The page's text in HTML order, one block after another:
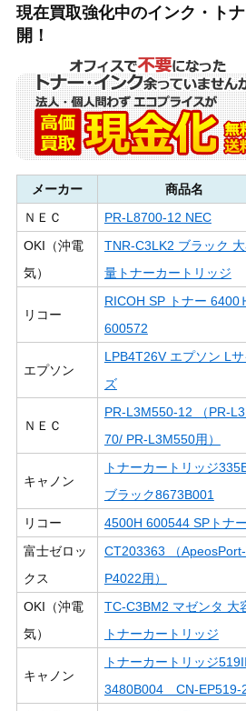
現在買取強化中のインク・ト
開！
メーカー 商品名
ＮＥＣ
PR-L8700-12 NEC
OKI（沖電
気）
TNR-C3LK2 ブラック
量トナーカートリッジ
リコー
RICOH SP トナー
600572
エプソン
LPB4T26V エプソン Lサ
ズ
ＮＥＣ
PR-L3M550-12 （PR-
70/ PR-L3M550用）
キャノン
トナーカートリッジ
ブラック8673B001
リコー 4500H 600544 SPトナー
富士ゼロッ
クス
CT203363 （
P4022用）
OKI（沖電
気）
TC-C3BM2 マゼンタ 大
トナーカートリッジ
キャノン
トナーカートリッジ
3480B004 CN-EP519-